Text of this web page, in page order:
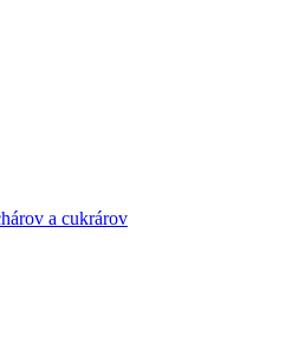
a cukrárov